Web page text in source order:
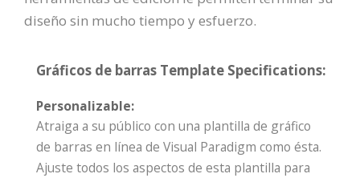
diseño sin mucho tiempo y esfuerzo.
Gráficos de barras Template Specifications:
Personalizable:
Atraiga a su público con una plantilla de gráfico
de barras en línea de Visual Paradigm como ésta.
Ajuste todos los aspectos de esta plantilla para